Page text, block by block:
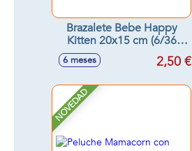
Brazalete Bebe Happy
Kitten 20x15 cm (6/36
6 meses 2,50 €
NOVEDAD